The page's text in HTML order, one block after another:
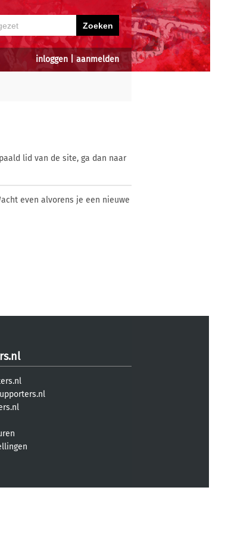
inloggen aanmelden
lid van de site, ga dan naar
even alvorens je een nieuwe